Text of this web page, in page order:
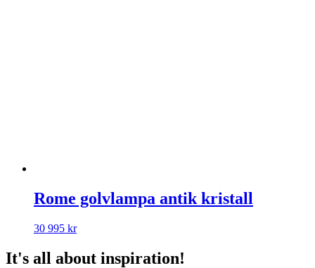
Rome golvlampa antik kristall
30 995 kr
It's all about inspiration!